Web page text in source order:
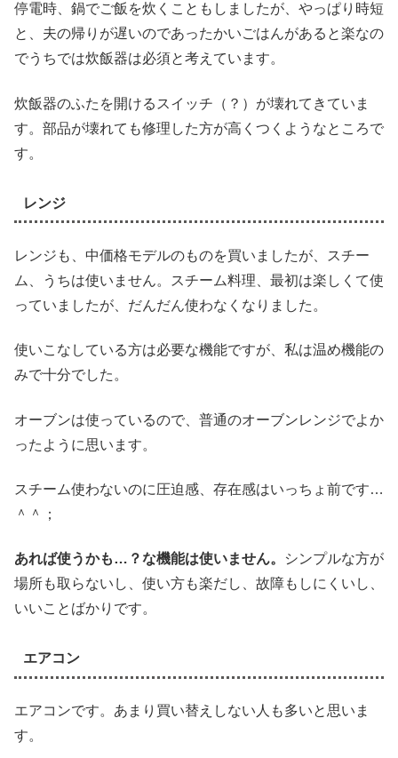
停電時、鍋でご飯を炊くこともしましたが、やっぱり時短
と、夫の帰りが遅いのであったかいごはんがあると楽なの
でうちでは炊飯器は必須と考えています。
炊飯器のふたを開けるスイッチ（？）が壊れてきていま
す。部品が壊れても修理した方が高くつくようなところで
す。
レンジ
レンジも、中価格モデルのものを買いましたが、スチー
ム、うちは使いません。スチーム料理、最初は楽しくて使
っていましたが、だんだん使わなくなりました。
使いこなしている方は必要な機能ですが、私は温め機能の
みで十分でした。
オーブンは使っているので、普通のオーブンレンジでよか
ったように思います。
スチーム使わないのに圧迫感、存在感はいっちょ前です…
＾＾；
あれば使うかも…？な機能は使いません。
シンプルな方が
場所も取らないし、使い方も楽だし、故障もしにくいし、
いいことばかりです。
エアコン
エアコンです。あまり買い替えしない人も多いと思いま
す。